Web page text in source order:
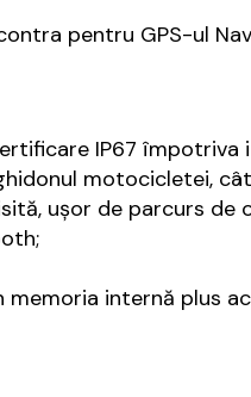
pentru GPS-ul
IP67 împotriva
motocicletei,
ușor de parcurs de
memoria internă plus